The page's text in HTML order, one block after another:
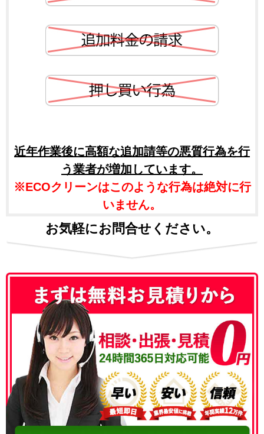
近年作業後に高額な追加請等の悪質行為を行
う業者が増加しています。
※ECOクリーンはこのような行為は絶対に行
いません。
お気軽にお問合せください。
050-3186-4780